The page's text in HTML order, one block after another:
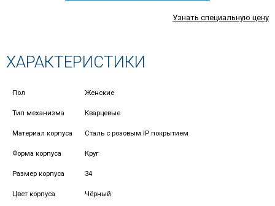
Узнать специальную цену
ХАРАКТЕРИСТИКИ
Пол Женские
Тип механизма Кварцевые
Материал корпуса Сталь с розовым IP покрытием
Форма корпуса Круг
Размер корпуса 34
Цвет корпуса Чёрный